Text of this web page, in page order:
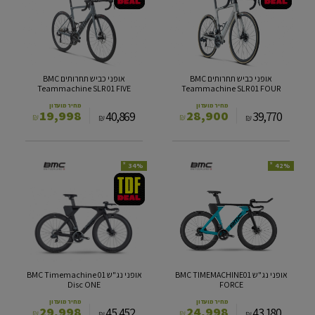
תחרותים
Teammachine
אופני כביש תחרותים BMC
Teammachine SLR 01 FOUR
מחיר מועדון
28,900
₪ 39,770
₪
תחרותים
Teammachine
אופני כביש תחרותים BMC
Teammachine SLR 01 FIVE
מחיר מועדון
19,998
₪ 40,869
₪
TIMEMACHINE01
FORCE
אופני נג"ש BMC TIMEMACHINE01
FORCE
מחיר מועדון
42%
*
אופני
נג"ש
BMC
Timemachine
Disc
אופני נג"ש BMC Timemachine 01
Disc ONE
מחיר מועדון
34%
*